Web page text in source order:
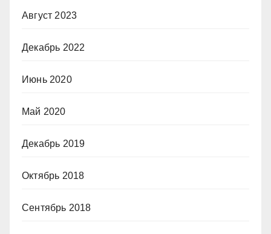
Август 2023
Декабрь 2022
Июнь 2020
Май 2020
Декабрь 2019
Октябрь 2018
Сентябрь 2018